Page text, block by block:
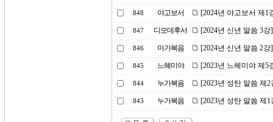
848 야고보서 [2024년 야고보서 제
847 디모데후서 [2024년 신년 말씀 3
846 마가복음 [2024년 신년 말씀 2
845 느헤미야 [2023년 느헤미야 제5
844 누가복음 [2023년 성탄 말씀 제
843 누가복음 [2023년 성탄 말씀 제